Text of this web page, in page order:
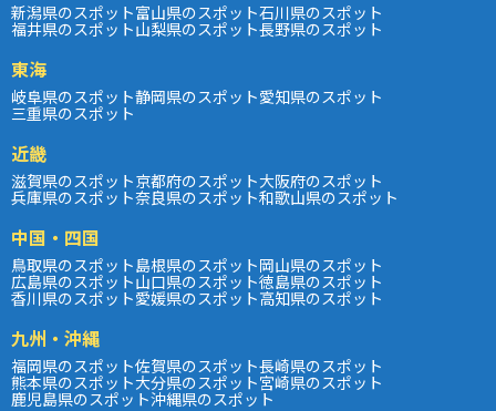
新潟県のスポット富山県のスポット石川県のスポット
福井県のスポット山梨県のスポット長野県のスポット
東海
岐阜県のスポット静岡県のスポット愛知県のスポット
三重県のスポット
近畿
滋賀県のスポット京都府のスポット大阪府のスポット
兵庫県のスポット奈良県のスポット和歌山県のスポット
中国・四国
鳥取県のスポット島根県のスポット岡山県のスポット
広島県のスポット山口県のスポット徳島県のスポット
香川県のスポット愛媛県のスポット高知県のスポット
九州・沖縄
福岡県のスポット佐賀県のスポット長崎県のスポット
熊本県のスポット大分県のスポット宮崎県のスポット
鹿児島県のスポット沖縄県のスポット